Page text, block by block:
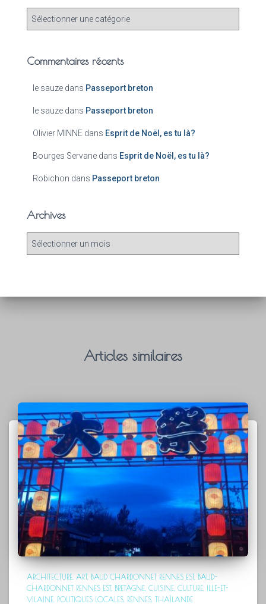
Commentaires récents
le sauze dans Passeport breton
le sauze dans Passeport breton
Olivier MINNE dans Esprit de Noël, es tu là?
Bourges Servane dans Esprit de Noël, es tu là?
Robichon dans Passeport breton
Archives
Articles similaires
ARCHITECTURE ART BAUD CHARDONNET RENNES EST BAUD-
CHARDONNET RENNES EST BRETAGNE CUISINE CULTURE ILLE-ET-
VILAINE POLITIQUES LOCALES RENNES THAÏLANDE